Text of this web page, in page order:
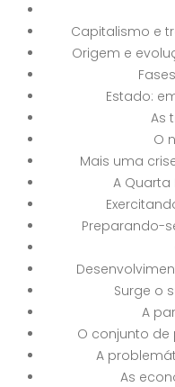
Capitalismo e
Origem e
Estado:
As
O
Mais uma
A Quarta
Preparando-
Surge o
A
O conjunto
A
As